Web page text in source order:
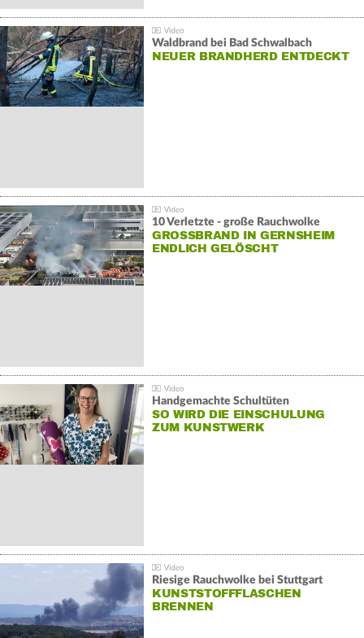
Waldbrand bei Bad Schwalbach
NEUER BRANDHERD ENTDECKT
10 Verletzte - große Rauchwolke
GROSSBRAND IN GERNSHEIM E
NDLICH GELÖSCHT
Handgemachte Schultüten
SO WIRD DIE EINSCHULUNG
ZUM KUNSTWERK
Riesige Rauchwolke bei Stuttgart
KUNSTSTOFFFLASCHEN
BRENNEN